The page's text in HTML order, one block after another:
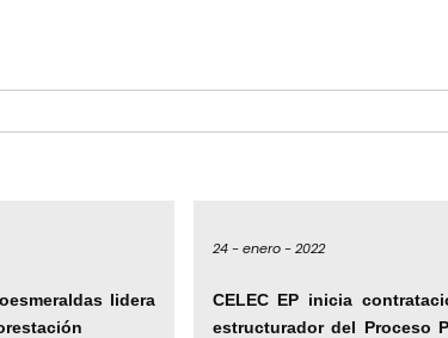
lidera
24 - enero - 2022
CELEC EP inicia
estructurador del Proceso